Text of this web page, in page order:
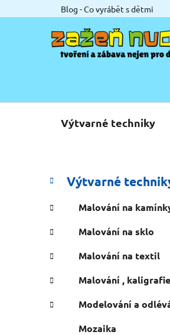
na
Blog - Co vyrábět s dětmi
Výtvarné techniky
P
o
s
r
a
n
í
p
Přeskočit
kategorie
K
a
e
g
o
r
i
e
Výtvarné
Malování na
Malování na sklo
Malování na textil
Malování , kaligrafie
Modelování a
Mozaika